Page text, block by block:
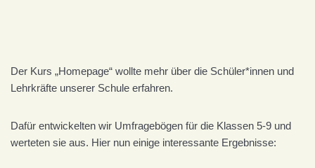
Der Kurs „Homepage“ wollte mehr über die Schüler*innen und
Lehrkräfte unserer Schule erfahren.
Dafür entwickelten wir Umfragebögen für die Klassen 5-9 und
werteten sie aus. Hier nun einige interessante Ergebnisse: